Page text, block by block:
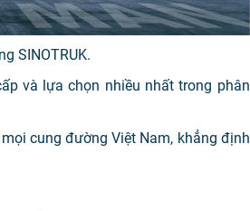
SINOTRUK.
và lựa chọn nhiều nhất trong phân
cung đường Việt Nam, khẳng định